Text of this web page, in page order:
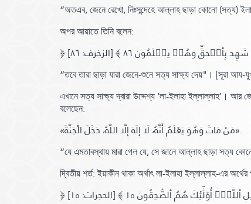
“অতএব, জেনে রেখো, নিঃসন্দেহে আল্লাহ ছাড়া কোনো(সত্য)
অপর আয়াতে তিনি বলেন:
شَهِدَ بِٱلۡحَقِّ وَهُمۡ يَعۡلَمُونَ ٨٦ ﴾
[الزخرف: ٨٦]
“তবে তারা ছাড়া যারা জেনে-শুনে সত্য সাক্ষ্য দেয়" । [সূরা আয-
এখানে সত্য সাক্ষ্য দ্বারা উদ্দেশ্য 'লা-ইলাহা ইল্লাল্লাহ'। আর
বলেছেন:
«مَنْ مَاتَ وَهُوَ يَعْلَمُ أَنَّهُ، لَا إِلَهَ إِلَّا اللَّهُ، دَخَلَ الْجَنَّةَ».
“যে এমতাবস্থায় মারা গেল যে, সে জানে আল্লাহ ছাড়া সত্য
দ্বিতীয় শর্ত: ইয়াকীন থাকা অর্থাৎ লা-ইলাহা ইল্লাল্লাহ-এর
أُوْلَٰٓئِكَ هُمُ ٱلصَّٰدِقُونَ ١٥ ﴾
[الحجرات: ١٥]